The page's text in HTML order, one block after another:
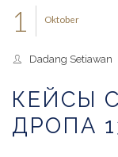
Oktober
1
Dadang Setiawan
КЕЙСЫ
ДРОПА